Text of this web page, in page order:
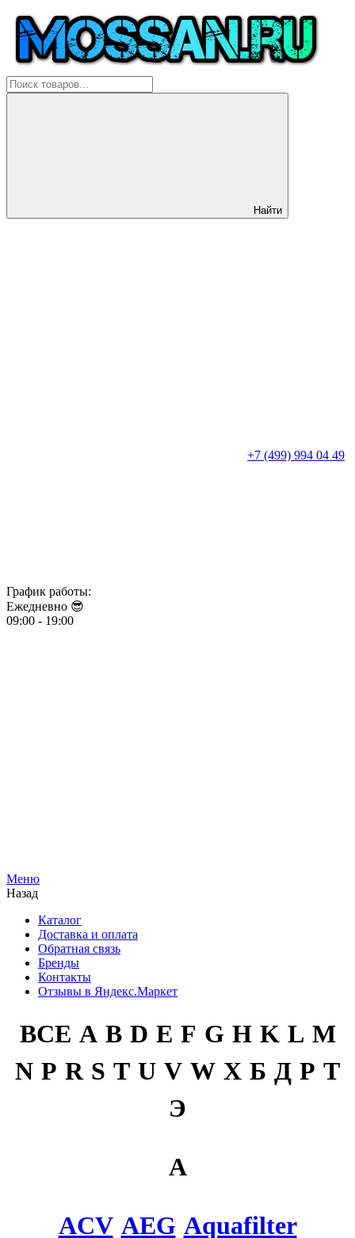
Найти
+7 (499) 994 04 49
График работы:
Ежедневно 😎​​​​​​​
09:00 - 19:00
Меню
Назад
Каталог
Доставка и оплата
Обратная связь
Бренды
Контакты
Отзывы в Яндекс.Маркет
ВСЕ A B D E F G H K L M
N P R S T U V W X Б Д Р Т
Э
A
ACV AEG Aquafilter